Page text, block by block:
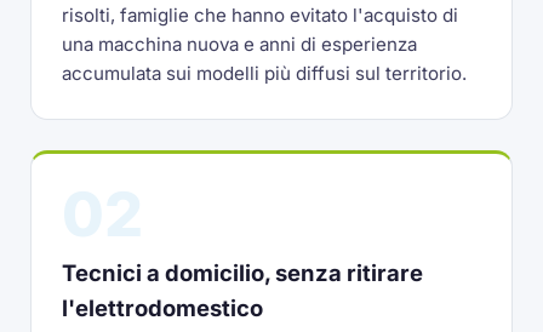
risolti, famiglie che hanno evitato l'acquisto di
una macchina nuova e anni di esperienza
accumulata sui modelli più diffusi sul territorio.
Tecnici a domicilio, senza ritirare
l'elettrodomestico